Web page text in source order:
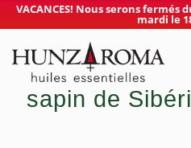
VACANCES! Nous serons
mardi le
sapin de